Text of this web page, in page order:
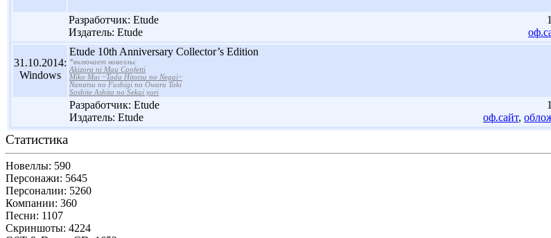
Разработчик: Etude
Издатель: Etude
31.10.2014:
Windows
Etude 10th Anniversary Collector’s Edition
*включает новеллы:
Akizora ni Mau Confetti
Miko Mai ~Tada Hitotsu no Negai~
Nanatsu no Fushigi no Owaru Toki
Soshite Ashita no Sekai yori
Разработчик: Etude
Издатель: Etude
оф.сайт,
Статистика
Новеллы: 590
Персонажи: 5645
Персоналии: 5260
Компании: 360
Песни: 1107
Скриншоты: 4224